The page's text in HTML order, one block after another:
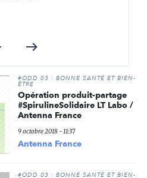
#ODD 03 : BONNE SANTÉ ET BIEN-
ÊTRE
Opération produit-partage
#SpirulineSolidaire LT Labo /
Antenna France
9 octobre 2018 - 11:37
Antenna France
#ODD 03 : BONNE SANTÉ ET BIEN-